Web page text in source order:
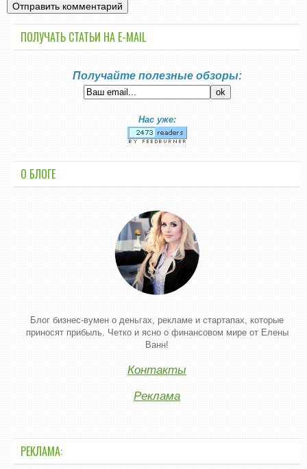
ПОЛУЧАТЬ СТАТЬИ НА E-MАIL
Получайте полезные обзоры:
Нас уже:
О БЛОГЕ
Блог бизнес-вумен о деньгах, рекламе и стартапах, которые
приносят прибыль. Четко и ясно о финансовом мире от Елены
Ванн!
Контакты
Реклама
РЕКЛАМА: